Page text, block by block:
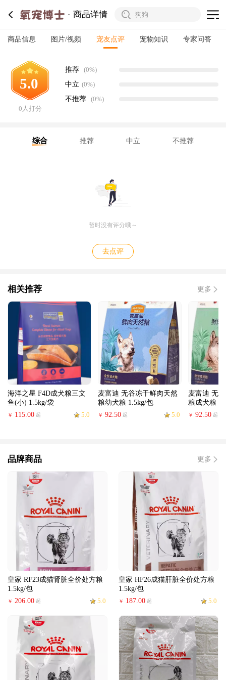
商品详情
商品信息 图片/视频 宠友点评 宠物知识 专家问答
0人打分
5.0
推荐 (0%)
中立 (0%)
不推荐 (0%)
综合 推荐 中立 不推荐
暂时没有评分哦～
去点评
相关推荐 更多
海洋之星 F4D成犬粮三文
鱼(小) 1.5kg/袋
￥ 115.00 起 5.0
麦富迪 无谷冻干鲜肉天然
粮幼犬粮 1.5kg/包
￥ 92.50 起 5.0
麦富迪 无
粮成犬粮
￥ 92.50 起
品牌商品 更多
皇家 RF23成猫肾脏全价处方粮
1.5kg/包
￥ 206.00 起 5.0
皇家 HF26成猫肝脏全价处方粮
1.5kg/包
￥ 187.00 起 5.0